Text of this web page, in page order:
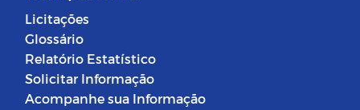
Licitações
Glossário
Relatório Estatístico
Solicitar Informação
Acompanhe sua Informação